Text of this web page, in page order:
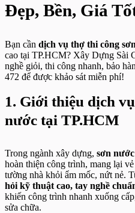
Đẹp, Bền, Giá
Bạn cần dịch vụ thợ thi công
cao tại TP.HCM? Xây Dựng Sài
nghề giỏi, thi công nhanh, bảo
472 để được khảo sát miễn phí!
1. Giới thiệu dịch
nước tại TP.HCM
Trong ngành xây dựng, sơn nước
hoàn thiện công trình, mang lại
tường nhà khỏi ẩm mốc, nứt nẻ.
hỏi kỹ thuật cao, tay nghề
khiến công trình nhanh xuống
sửa chữa.